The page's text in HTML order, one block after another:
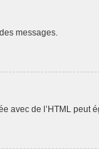
messages.
avec de l’HTML peut